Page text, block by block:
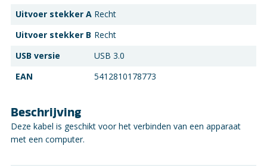
Uitvoer stekker A Recht
Uitvoer stekker B Recht
USB versie
USB 3.0
EAN
5412810178773
Beschrijving
Deze kabel is geschikt voor het verbinden van een apparaat
met een computer.